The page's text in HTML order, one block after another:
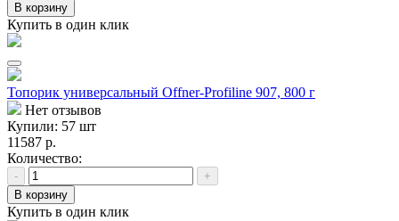
В корзину
Купить в один клик
Топорик универсальный Offner-Profiline 907, 800 г
Нет отзывов
Купили: 57 шт
11587 р.
Количество:
-
+
В корзину
Купить в один клик